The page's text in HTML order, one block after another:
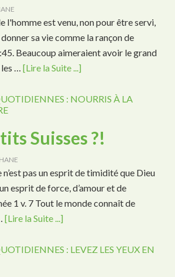
l'homme est venu, non pour être servi,
sa vie comme la rançon de
Beaucoup aimeraient avoir le grand
les …[Lire la Suite ...]
: NOURRIS À LA
Suisses ?!
pas un esprit de timidité que Dieu
esprit de force, d’amour et de
1 v. 7 Tout le monde connaît de
[Lire la Suite ...]
: LEVEZ LES YEUX EN